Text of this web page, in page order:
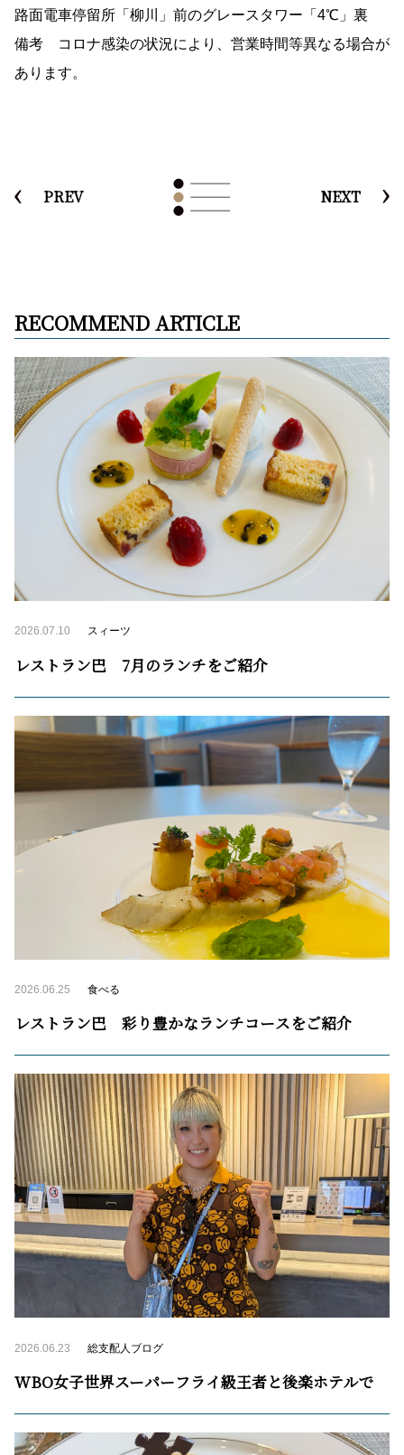
路面電車停留所「柳川」前のグレースタワー「4℃」裏
備考 コロナ感染の状況により、営業時間等異なる場合が
あります。
PREV NEXT
RECOMMEND ARTICLE
2026.07.10 スィーツ
レストラン巴 7月のランチをご紹介
2026.06.25 食べる
レストラン巴 彩り豊かなランチコースをご紹介
2026.06.23 総支配人ブログ
WBO女子世界スーパーフライ級王者と後楽ホテルで